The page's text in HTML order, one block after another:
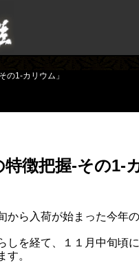
の1-カリウム」
特徴把握-その1-
から入荷が始まった今年
しを経て、１１月中旬頃
す。